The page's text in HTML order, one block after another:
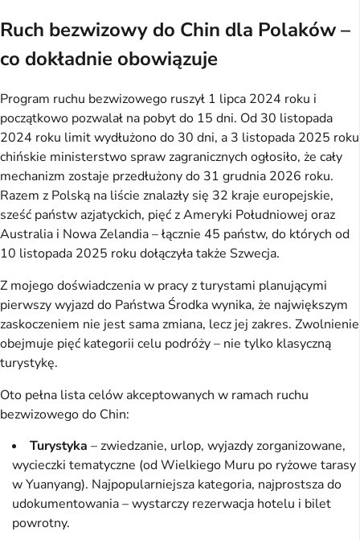
Ruch bezwizowy do Chin dla Polaków –
co dokładnie obowiązuje
Program ruchu bezwizowego ruszył 1 lipca 2024 roku i
początkowo pozwalał na pobyt do 15 dni. Od 30 listopada
2024 roku limit wydłużono do 30 dni, a 3 listopada 2025 roku
chińskie ministerstwo spraw zagranicznych ogłosiło, że cały
mechanizm zostaje przedłużony do 31 grudnia 2026 roku.
Razem z Polską na liście znalazły się 32 kraje europejskie,
sześć państw azjatyckich, pięć z Ameryki Południowej oraz
Australia i Nowa Zelandia – łącznie 45 państw, do których od
10 listopada 2025 roku dołączyła także Szwecja.
Z mojego doświadczenia w pracy z turystami planującymi
pierwszy wyjazd do Państwa Środka wynika, że największym
zaskoczeniem nie jest sama zmiana, lecz jej zakres. Zwolnienie
obejmuje pięć kategorii celu podróży – nie tylko klasyczną
turystykę.
Oto pełna lista celów akceptowanych w ramach ruchu
bezwizowego do Chin:
Turystyka – zwiedzanie, urlop, wyjazdy zorganizowane,
wycieczki tematyczne (od Wielkiego Muru po ryżowe tarasy
w Yuanyang). Najpopularniejsza kategoria, najprostsza do
udokumentowania – wystarczy rezerwacja hotelu i bilet
powrotny.